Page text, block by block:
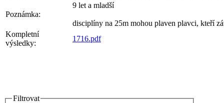
Poznámka:
9 let a mladší
disciplíny na 25m mohou plaven plavci, kteří
Kompletní
výsledky:
1716.pdf
Filtrovat